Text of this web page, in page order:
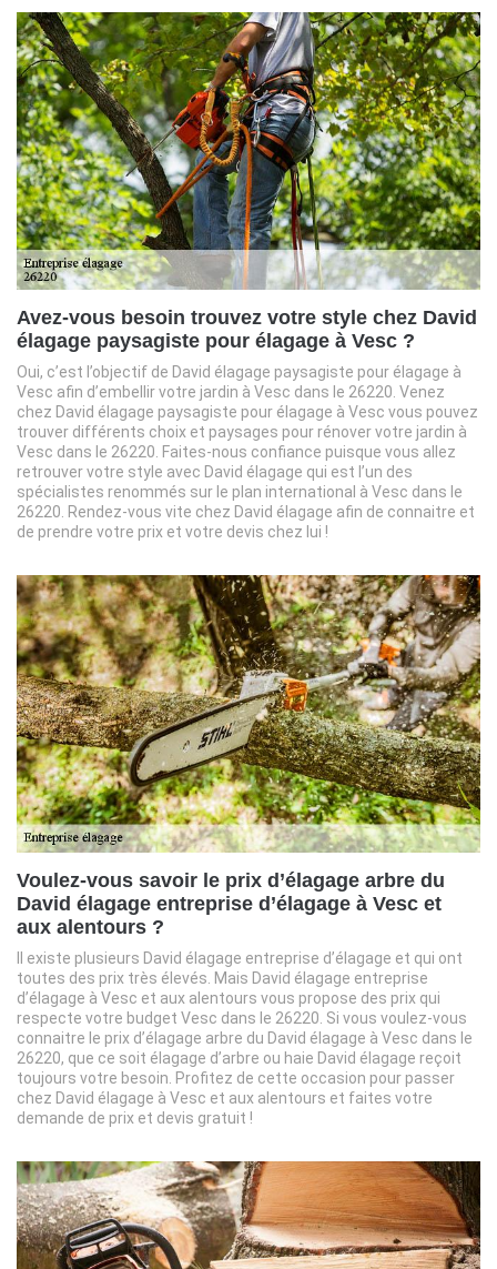
Avez-vous besoin trouvez votre style chez David
élagage paysagiste pour élagage à Vesc ?
Oui, c’est l’objectif de David élagage paysagiste pour élagage à
Vesc afin d’embellir votre jardin à Vesc dans le 26220. Venez
chez David élagage paysagiste pour élagage à Vesc vous pouvez
trouver différents choix et paysages pour rénover votre jardin à
Vesc dans le 26220. Faites-nous confiance puisque vous allez
retrouver votre style avec David élagage qui est l’un des
spécialistes renommés sur le plan international à Vesc dans le
26220. Rendez-vous vite chez David élagage afin de connaitre et
de prendre votre prix et votre devis chez lui !
Voulez-vous savoir le prix d’élagage arbre du
David élagage entreprise d’élagage à Vesc et
aux alentours ?
Il existe plusieurs David élagage entreprise d’élagage et qui ont
toutes des prix très élevés. Mais David élagage entreprise
d’élagage à Vesc et aux alentours vous propose des prix qui
respecte votre budget Vesc dans le 26220. Si vous voulez-vous
connaitre le prix d’élagage arbre du David élagage à Vesc dans le
26220, que ce soit élagage d’arbre ou haie David élagage reçoit
toujours votre besoin. Profitez de cette occasion pour passer
chez David élagage à Vesc et aux alentours et faites votre
demande de prix et devis gratuit !